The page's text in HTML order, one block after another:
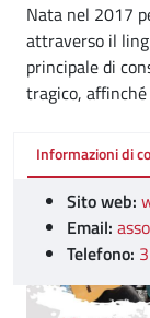
Nata nel 2017
attraverso il
principale di
tragico,
Informazioni di
Sito web:
Email:
Telefono: